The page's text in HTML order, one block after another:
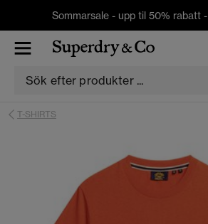
Sommarsale - upp til 50% rabatt -
T-SHIRTS